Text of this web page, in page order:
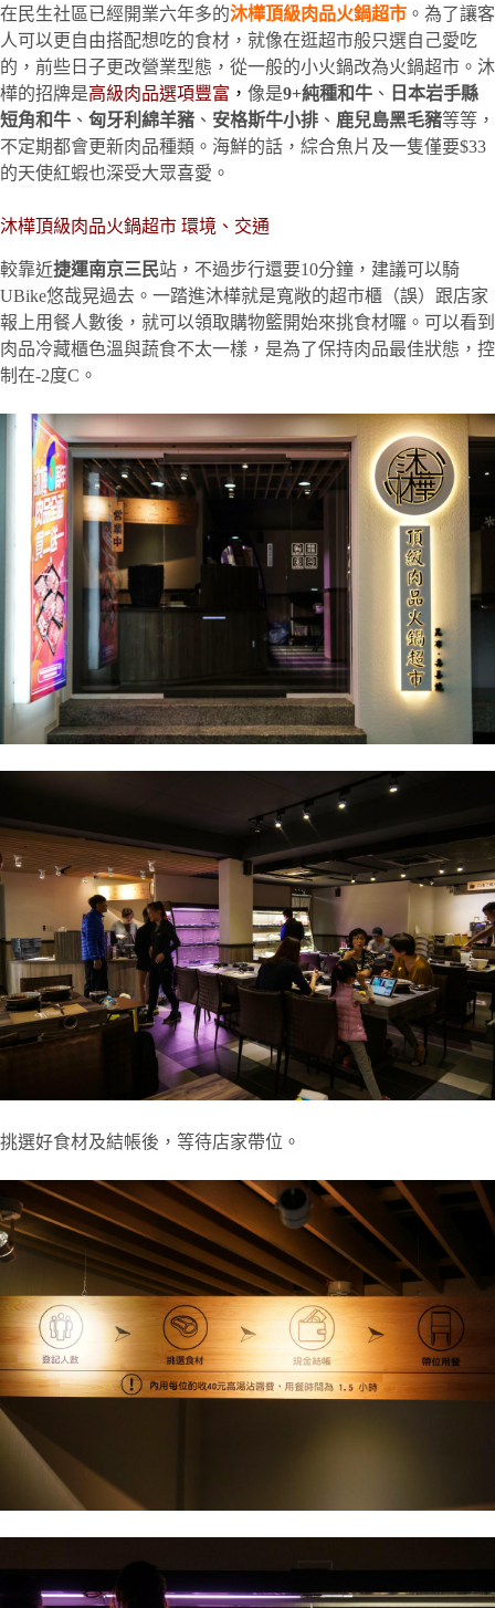
在民生社區已經開業六年多的沐樺頂級肉品火鍋超市 。為了讓客
人可以更自由搭配想吃的食材，就像在逛超市般只選自己愛吃
的，前些日子更改營業型態，從一般的小火鍋改為火鍋超市。沐
樺的招牌是高級肉品選項豐富 ， 像是9+純種和牛 、 日本岩手縣
短角和牛 、 匈牙利綿羊豬 、 安格斯牛小排 、 鹿兒島黑毛豬等等，
不定期都會更新肉品種類。海鮮的話，綜合魚片及一隻僅要$33
的天使紅蝦也深受大眾喜愛。
沐樺頂級肉品火鍋超市 環境、交通
較靠近捷運南京三民站，不過步行還要10分鐘，建議可以騎
UBike悠哉晃過去。一踏進沐樺就是寬敞的超市櫃（誤）跟店家
報上用餐人數後，就可以領取購物籃開始來挑食材囉。可以看到
肉品冷藏櫃色溫與蔬食不太一樣，是為了保持肉品最佳狀態，控
制在-2度C。
挑選好食材及結帳後，等待店家帶位。